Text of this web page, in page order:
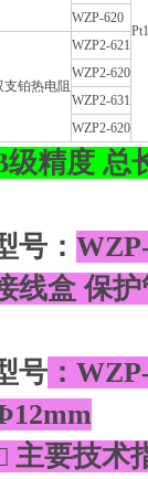
WZP-620
支铂热电阻
WZP2-621
WZP2-620
WZP2-631
WZP2-620
级精度 总
号：
线盒 保
号 ：
主要技术